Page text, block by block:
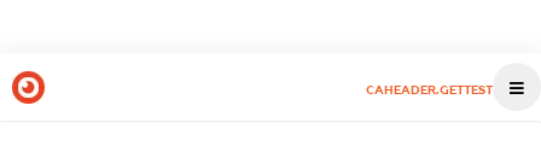
CAHEADER.GETTEST